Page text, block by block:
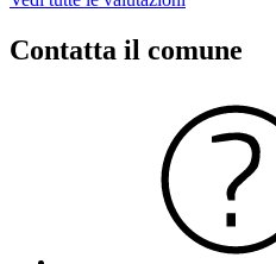
Contatta il comune